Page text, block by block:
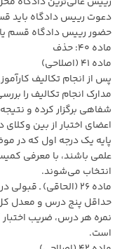
دعوت رییس دادگاه باید
حضور رییس دادگاه قسم
ماده ۴۰: حذف
ماده ۴۱ (اصلاحی)
پس از انجام تکالیف
مدارک انجام تکالیف را
شفاهی برگزار کرده و
اعضای اختبار از بین
پایه یک درجه اول که در
علمی باشند، با معرفی
انتخاب می‌شوند.
ماده ۲۶ (الحاقی) ـ
حداقل پنج درس و معدل
نمره هر درس، ضریب
است.